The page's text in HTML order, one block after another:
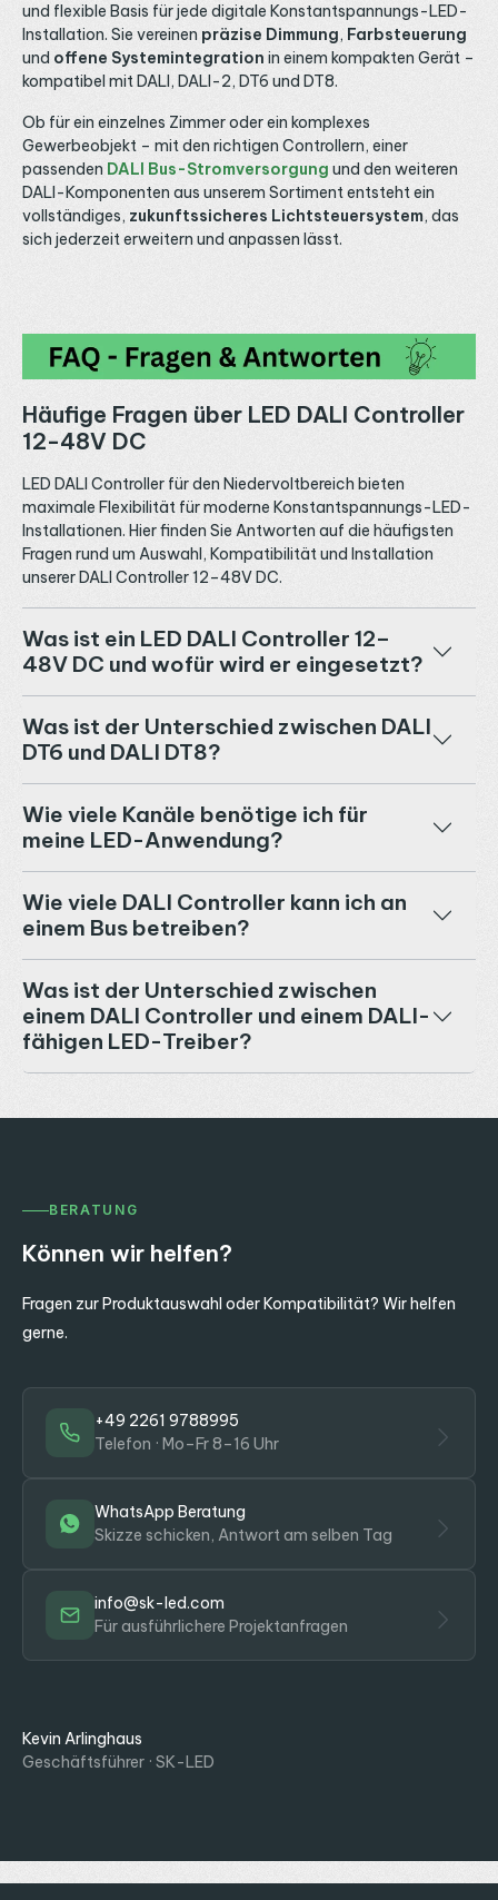
und flexible Basis für jede digitale Konstantspannungs-LED-
Installation. Sie vereinen präzise Dimmung, Farbsteuerung
und offene Systemintegration in einem kompakten Gerät –
kompatibel mit DALI, DALI-2, DT6 und DT8.
Ob für ein einzelnes Zimmer oder ein komplexes
Gewerbeobjekt – mit den richtigen Controllern, einer
passenden DALI Bus-Stromversorgung und den weiteren
DALI-Komponenten aus unserem Sortiment entsteht ein
vollständiges, zukunftssicheres Lichtsteuersystem, das
sich jederzeit erweitern und anpassen lässt.
Häufige Fragen über LED DALI Controller
12-48V DC
LED DALI Controller für den Niedervoltbereich bieten
maximale Flexibilität für moderne Konstantspannungs-LED-
Installationen. Hier finden Sie Antworten auf die häufigsten
Fragen rund um Auswahl, Kompatibilität und Installation
unserer DALI Controller 12–48V DC.
Was ist ein LED DALI Controller 12–
48V DC und wofür wird er eingesetzt?
Was ist der Unterschied zwischen DALI
DT6 und DALI DT8?
Wie viele Kanäle benötige ich für
meine LED-Anwendung?
Wie viele DALI Controller kann ich an
einem Bus betreiben?
Was ist der Unterschied zwischen
einem DALI Controller und einem DALI-
fähigen LED-Treiber?
BERATUNG
Können wir helfen?
Fragen zur Produktauswahl oder Kompatibilität? Wir helfen
gerne.
+49 2261 9788995
Telefon · Mo–Fr 8–16 Uhr
WhatsApp Beratung
Skizze schicken, Antwort am selben Tag
info@sk-led.com
Für ausführlichere Projektanfragen
Kevin Arlinghaus
Geschäftsführer · SK-LED